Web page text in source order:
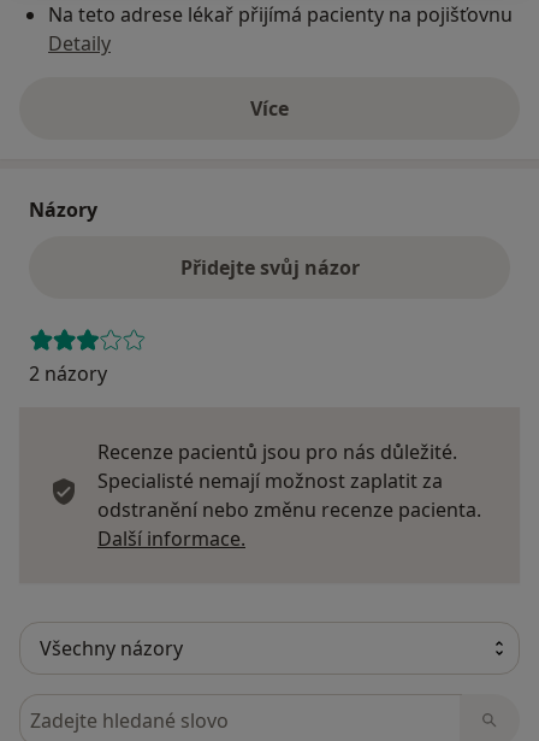
Na teto adrese lékař přijímá pacienty na pojišťovnu
Detaily
Víceo adrese
Názory
Přidejte svůj názor
2 názory
Recenze pacientů jsou pro nás důležité.
Specialisté nemají možnost zaplatit za
odstranění nebo změnu recenze pacienta.
Další informace.
Hledejte v názorech